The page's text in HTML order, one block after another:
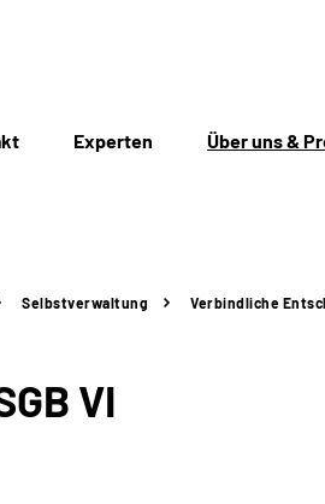
Experten Über uns &
Selbstverwaltung Verbindliche
VI